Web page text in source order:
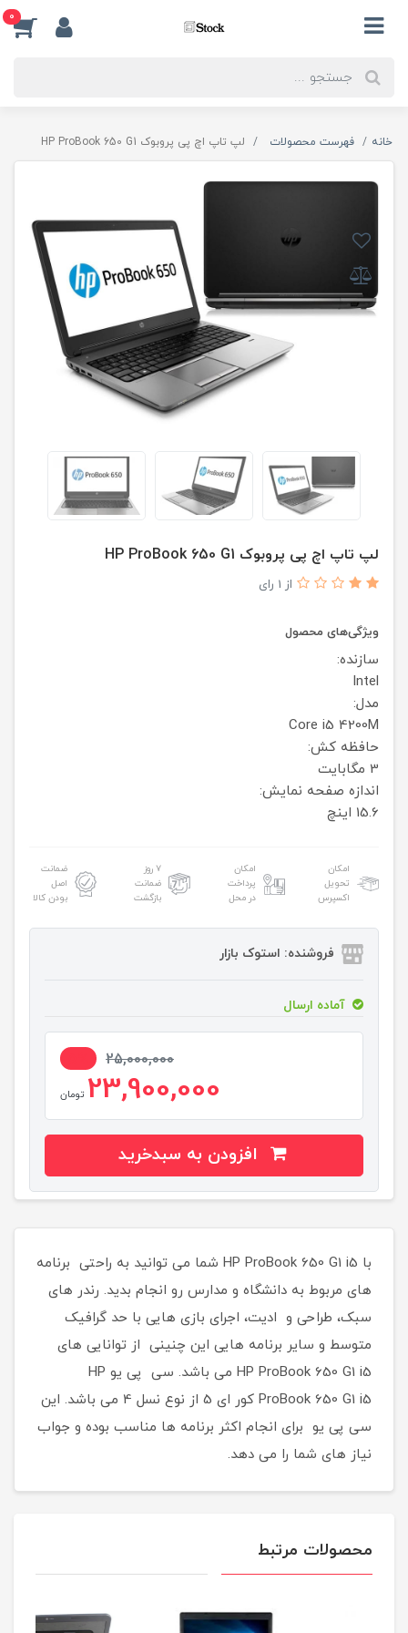
0
خانه فهرست محصولات لپ تاپ اچ پی پروبوک HP ProBook 650 G1
لپ تاپ اچ پی پروبوک HP ProBook 650 G1
از 1 رای
ویژگی‌های محصول
سازنده:
Intel
مدل:
Core i5 4200M
حافظه کش:
3 مگابایت
اندازه صفحه نمایش:
15.6 اینچ
امکان
تحویل
اکسپرس
امکان
پرداخت
در محل
۷ روز
ضمانت
بازگشت
ضمانت
اصل
بودن کالا
فروشنده: استوک بازار
آماده ارسال
25,000,000
23,900,000 تومان
با HP ProBook 650 G1 i5 شما می توانید به راحتی برنامه
های مربوط به دانشگاه و مدارس رو انجام بدید. رندر های
سبک، طراحی و ادیت، اجرای بازی هایی با حد گرافیک
متوسط و سایر برنامه هایی این چنینی از توانایی های
HP ProBook 650 G1 i5 می باشد. سی پی یو HP
ProBook 650 G1 i5 کور ای 5 از نوع نسل 4 می باشد. این
سی پی یو برای انجام اکثر برنامه ها مناسب بوده و جواب
نیاز های شما را می دهد.
محصولات مرتبط